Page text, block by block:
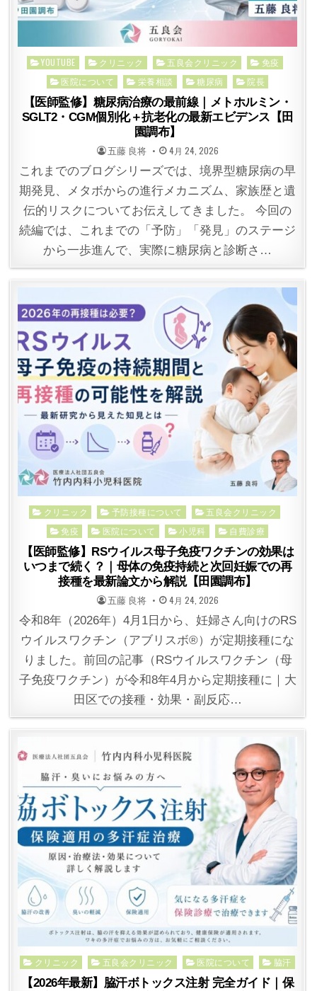
Posted
YOUTUBE クリニック 五良会クリニック
免疫
医院について
栄養相談 糖尿病 院長
【医師監修】糖尿病治療の最前線｜メトホルミン・
SGLT2・CGM個別化＋抗老化の最新エビデンス【田
園調布】
POSTED
BY
五藤 良将 POSTED
ON
4月 24, 2026
これまでのブログシリーズでは、境界型糖尿病の早
期発見、メタボからの進行メカニズム、家族歴と遺
伝的リスクについてお伝えしてきました。 今回の
続編では、これまでの「予防」「発見」のステージ
から一歩進んで、実際に糖尿病と診断さ…
Posted
クリニック 予防接種について
五良会クリニック
免疫
医院について 小児科 自費診療
【医師監修】RSウイルス母子免疫ワクチンの効果は
いつまで続く？｜母体の免疫持続と次回妊娠での再
接種を最新論文から解説【田園調布】
POSTED
BY
五藤 良将 POSTED
ON
4月 24, 2026
令和8年（2026年）4月1日から、妊婦さん向けのRS
ウイルスワクチン（アブリスボ®）が定期接種にな
りました。前回の記事（RSウイルスワクチン（母
子免疫ワクチン）が令和8年4月から定期接種に｜大
田区での接種・効果・副反応…
Posted
クリニック 五良会クリニック 医院について 脇汗
【2026年最新】脇汗ボトックス注射 完全ガイド｜保